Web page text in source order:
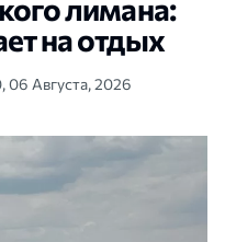
лимана:
на отдых
06 Августа, 2026